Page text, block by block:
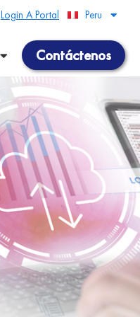
Peru
United States
Login A Portal
Contáctenos